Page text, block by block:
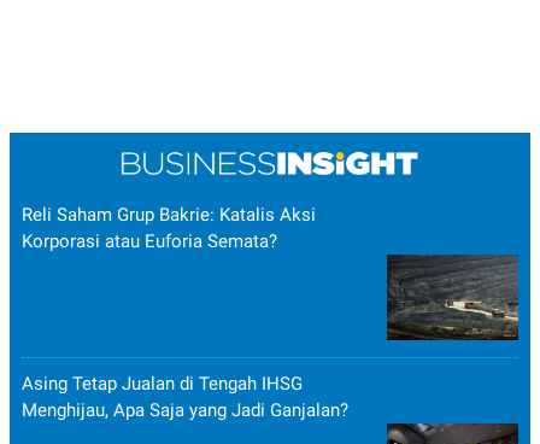
Reli Saham Grup Bakrie: Katalis Aksi
Korporasi atau Euforia Semata?
Asing Tetap Jualan di Tengah IHSG
Menghijau, Apa Saja yang Jadi Ganjalan?